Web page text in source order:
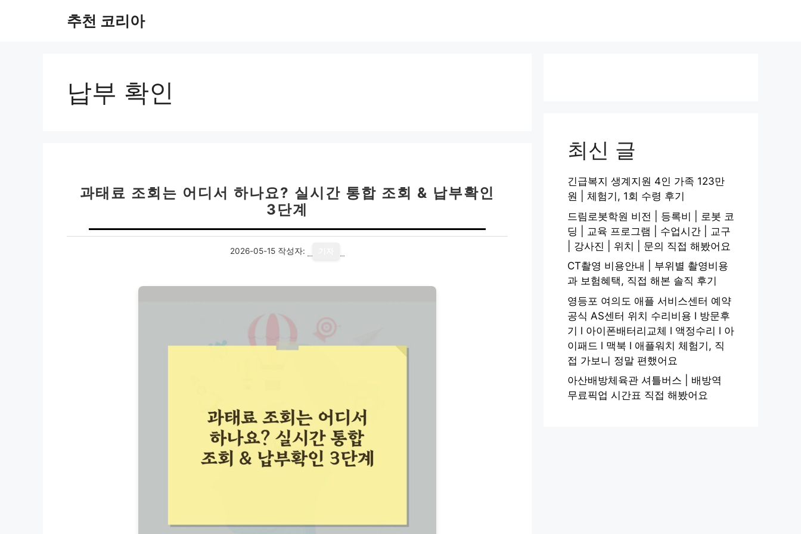
추천 코리아
납부 확인
과태료 조회는 어디서 하나요? 실시간 통합 조회 & 납부확인
3단계
2026-05-15 작성자:
최신 글
긴급복지 생계지원 4인 가족 123만
원 | 체험기, 1회 수령 후기
드림로봇학원 비전 | 등록비 | 로봇 코
딩 | 교육 프로그램 | 수업시간 | 교구
| 강사진 | 위치 | 문의 직접 해봤어요
CT촬영 비용안내 | 부위별 촬영비용
과 보험혜택, 직접 해본 솔직 후기
영등포 여의도 애플 서비스센터 예약
공식 AS센터 위치 수리비용 l 방문후
기 l 아이폰배터리교체 l 액정수리 l 아
이패드 l 맥북 l 애플워치 체험기, 직
접 가보니 정말 편했어요
아산배방체육관 셔틀버스 | 배방역
무료픽업 시간표 직접 해봤어요